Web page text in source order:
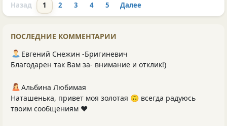
Назад 1 2 3 4 5 Далее
ПОСЛЕДНИЕ КОММЕНТАРИИ
Евгений Снежин -Бригиневич
Благодарен так Вам за- внимание и отклик!)
Альбина Любимая
Наташенька, привет моя золотая 🙃 всегда радуюсь
твоим сообщениям ❤️